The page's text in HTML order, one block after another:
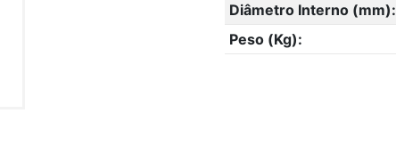
Diâmetro Interno (mm):
Peso (Kg):